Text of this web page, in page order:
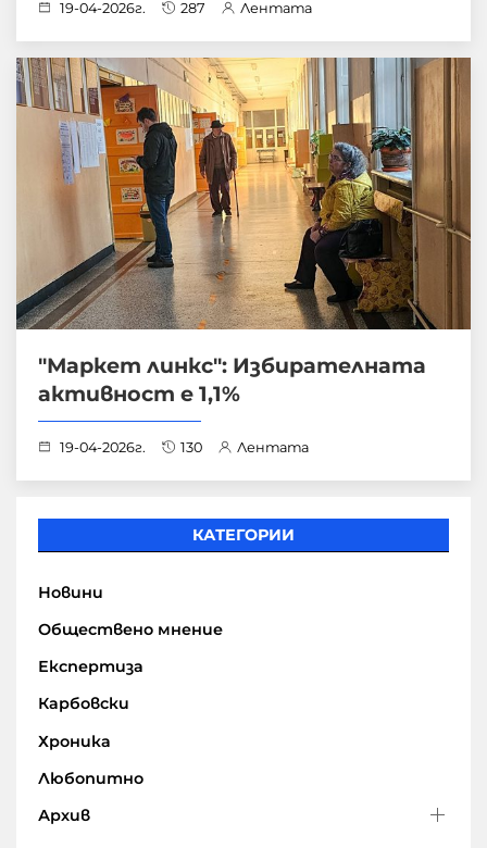
19-04-2026г. 287 Лентата
"Маркет линкс": Избирателната
активност е 1,1%
19-04-2026г. 130 Лентата
КАТЕГОРИИ
Новини
Обществено мнение
Експертиза
Карбовски
Хроника
Любопитно
Архив